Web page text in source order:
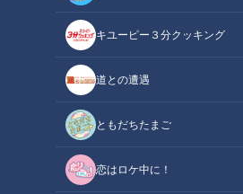
キユーピー３分クッキング
道との遭遇
ともだちたまご
恋はロケ中に！
トレーニングマニア・マヂラブ野田「女の
チア体験。ウエイトリフティング「91キロ
この記事の画像（全9枚）